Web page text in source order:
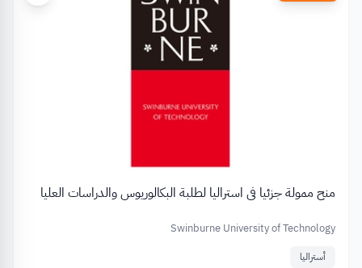
منح ممولة جزئيا في استراليا لطلبة البكالوريوس والدراسات العليا
Swinburne University of Technology
أستراليا